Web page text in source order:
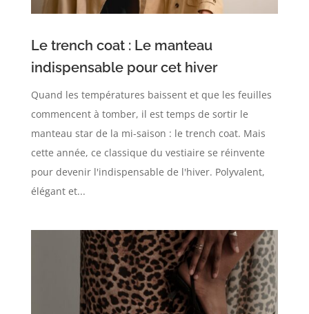
Le trench coat : Le manteau
indispensable pour cet hiver
Quand les températures baissent et que les feuilles
commencent à tomber, il est temps de sortir le
manteau star de la mi-saison : le trench coat. Mais
cette année, ce classique du vestiaire se réinvente
pour devenir l'indispensable de l'hiver. Polyvalent,
élégant et...